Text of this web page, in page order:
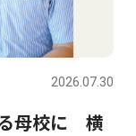
2026.07.30
母校に 横